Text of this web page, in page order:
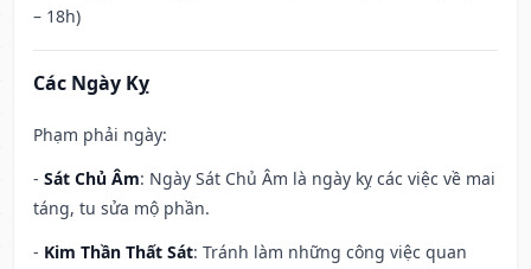
– 18h)
Các Ngày Kỵ
Phạm phải ngày:
- Sát Chủ Âm: Ngày Sát Chủ Âm là ngày kỵ các việc về mai
táng, tu sửa mộ phần.
- Kim Thần Thất Sát: Tránh làm những công việc quan